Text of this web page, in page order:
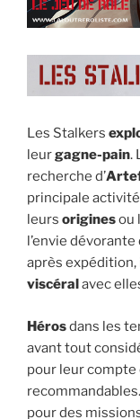
Les Stalkers
leurgagne-pain.
recherche d’
principale
leurs originesou
l’envie dévorante
après
viscéralavec
Hérosdans les
avant tout
pour leur compte
pour des